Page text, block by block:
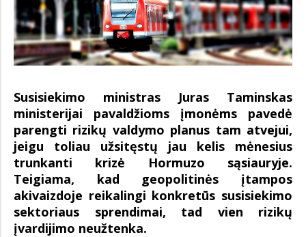
Susisiekimo ministras Juras Taminskas
ministerijai pavaldžioms įmonėms pavedė
parengti rizikų valdymo planus tam atvejui,
jeigu toliau užsitęstų jau kelis mėnesius
trunkanti krizė Hormuzo sąsiauryje.
Teigiama, kad geopolitinės įtampos
akivaizdoje reikalingi konkretūs susisiekimo
sektoriaus sprendimai, tad vien rizikų
įvardijimo neužtenka.